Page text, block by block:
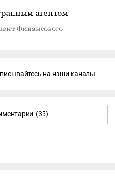
агентом
Финансового
на наши каналы
(35)